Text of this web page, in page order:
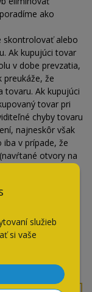
služieb
si vaše
ako
skontrolovať alebo
Ak kupujúci tovar
v dobe prevzatia,
preukáže, že
tovaru. Ak kupujúci
tovar pri
chyby tovaru
najneskôr však
v prípade, že
otvory na
tomto termíne nie
byť spôsobené
obitý roh,
24 hodín od